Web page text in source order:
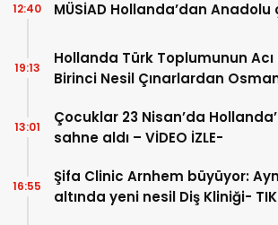
MÜSİAD Hollanda’dan Anadolu
12:40
Hollanda Türk Toplumunun Acı
Birinci Nesil Çınarlardan
19:13
Çocuklar 23 Nisan’da
sahne aldı – VİDEO İZLE-
13:01
Şifa Clinic Arnhem büyüyor:
altında yeni nesil Diş Kliniği-
16:55